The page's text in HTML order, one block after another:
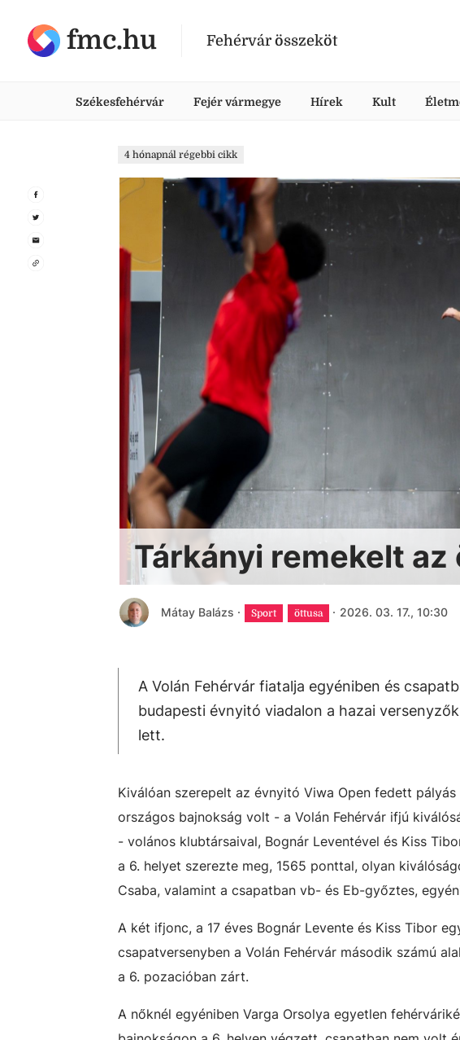
fmc.hu Fehérvár összeköt
Székesfehérvár Fejér vármegye Hírek Kult
4 hónapnál régebbi cikk
Tárkányi remekelt
Mátay Balázs · Sport öttusa · 2026. 03. 17., 10:30
A Volán Fehérvár fiatalja egyéniben és
budapesti évnyitó viadalon a hazai
lett.
Kiválóan szerepelt az évnyitó Viwa Open fedett
országos bajnokság volt - a Volán Fehérvár ifjú
- volános klubtársaival, Bognár Leventével és Kiss
a 6. helyet szerezte meg, 1565 ponttal, olyan
Csaba, valamint a csapatban vb- és Eb-győztes,
A két ifjonc, a 17 éves Bognár Levente és Kiss Tibor
csapatversenyben a Volán Fehérvár második számú
a 6. pozacióban zárt.
A nőknél egyéniben Varga Orsolya egyetlen